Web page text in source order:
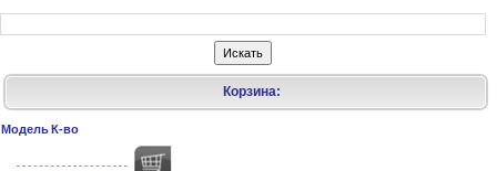
Корзина:
Модель К-во